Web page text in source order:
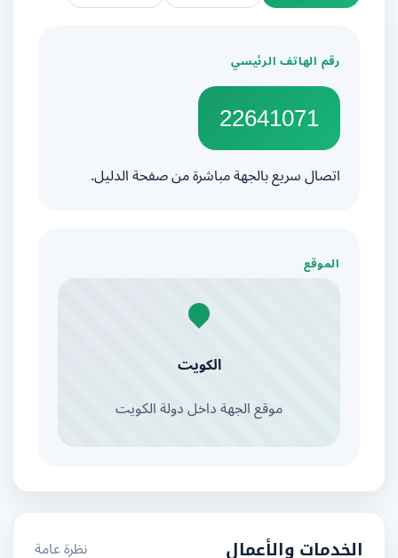
رقم الهاتف الرئيسي
22641071
اتصال سريع بالجهة مباشرة من صفحة الدليل.
الموقع
الكويت
موقع الجهة داخل دولة الكويت
الخدمات والأعمال نظرة عامة